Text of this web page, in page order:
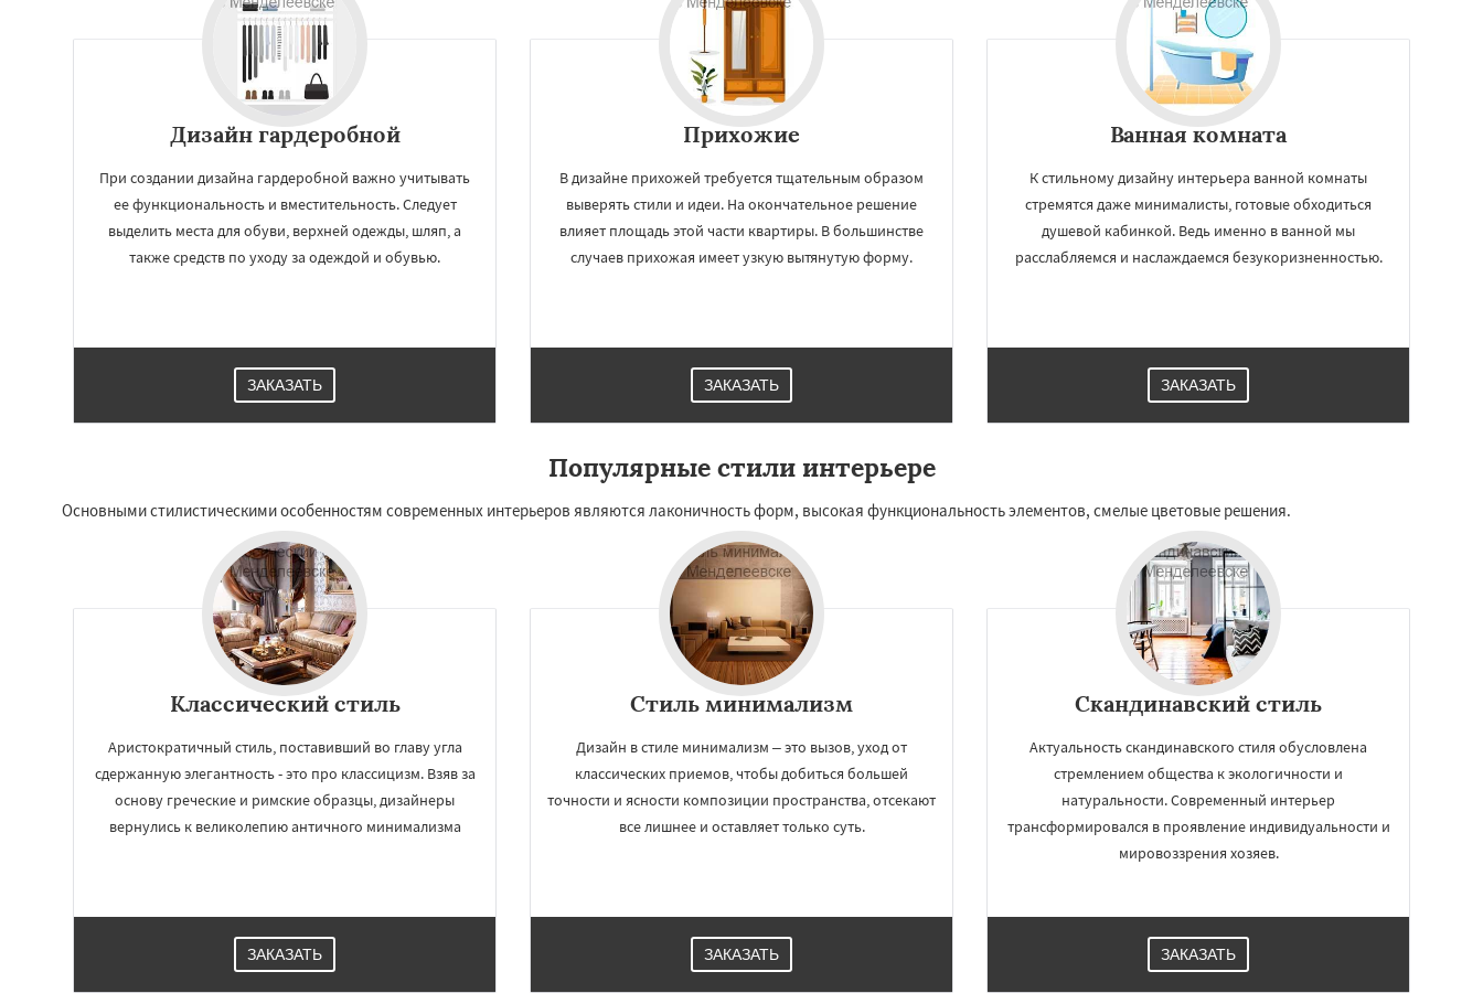
Дизайн гардеробной
При создании дизайна гардеробной важно учитывать
ее функциональность и вместительность. Следует
выделить места для обуви, верхней одежды, шляп, а
также средств по уходу за одеждой и обувью.
ЗАКАЗАТЬ
Прихожие
В дизайне прихожей требуется тщательным образом
выверять стили и идеи. На окончательное решение
влияет площадь этой части квартиры. В большинстве
случаев прихожая имеет узкую вытянутую форму.
ЗАКАЗАТЬ
Ванная комната
К стильному дизайну интерьера ванной комнаты
стремятся даже минималисты, готовые обходиться
душевой кабинкой. Ведь именно в ванной мы
расслабляемся и наслаждаемся безукоризненностью.
ЗАКАЗАТЬ
Популярные стили интерьере
Основными стилистическими особенностям современных интерьеров являются лаконичность форм, высокая функциональность элементов, смелые цветовые решения.
Классический стиль
Аристократичный стиль, поставивший во главу угла
сдержанную элегантность - это про классицизм. Взяв за
основу греческие и римские образцы, дизайнеры
вернулись к великолепию античного минимализма
ЗАКАЗАТЬ
Стиль минимализм
Дизайн в стиле минимализм – это вызов, уход от
классических приемов, чтобы добиться большей
точности и ясности композиции пространства, отсекают
все лишнее и оставляет только суть.
ЗАКАЗАТЬ
Скандинавский стиль
Актуальность скандинавского стиля обусловлена
стремлением общества к экологичности и
натуральности. Современный интерьер
трансформировался в проявление индивидуальности и
мировоззрения хозяев.
ЗАКАЗАТЬ